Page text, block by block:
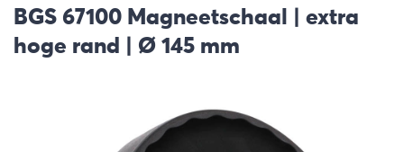
BGS 67100 Magneetschaal | extra
hoge rand | Ø 145 mm